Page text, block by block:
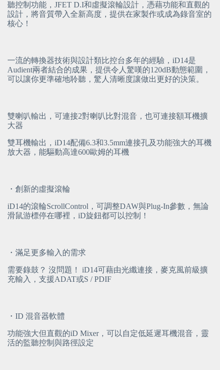
聽控制功能，JFET D.I和虛擬滾輪設計，憑藉功能和直觀的
設計，將音質帶入全新高度，提供在家製作或成為錄音室的
核心！
一流的轉換器技術與設計類比控台多年的經驗，iD14是
Audient兩者結合的成果，提供令人驚嘆的120dB動態範圍，
可以讓你更準確地聆聽，驚人清晰度讓做出更好的決策。
雙喇叭輸出，可連接2對喇叭比對混音，也可連接額耳機擴
大器
雙耳機輸出，iD14配備6.3和3.5mm連接孔及功能強大的耳機
放大器，能驅動高達600歐姆的耳機
・創新的虛擬滾輪
iD14的滾輪ScrollControl，可調整DAW與Plug-In參數，無論
滑鼠游標停在哪裡，iD旋鈕都可以控制！
・滿足更多輸入的需求
需要錄鼓？ 沒問題！ iD14可藉由光纖連接，麥克風前級擴
充輸入，支援ADAT或S / PDIF
・ID 混音器軟體
功能強大但直觀的iD Mixer，可以自定低延遲耳機混音，靈
活的監聽控制與路徑設定